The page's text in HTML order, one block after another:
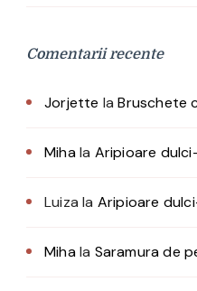
Comentarii recente
Jorjette laBruschete
Mihala Aripioare
Luiza la Aripioare
Mihala Saramura de